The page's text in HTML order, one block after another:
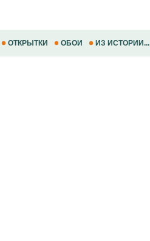
ОТКРЫТКИ ОБОИ ИЗ ИСТОРИИ...